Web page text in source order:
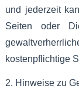
und jederzeit
Seiten oder
kostenpflichtige
2. Hinweise zu